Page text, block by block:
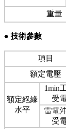
重量
● 技術參數
項目
額定電壓
額定絕緣
水平
1min
受
雷電
受